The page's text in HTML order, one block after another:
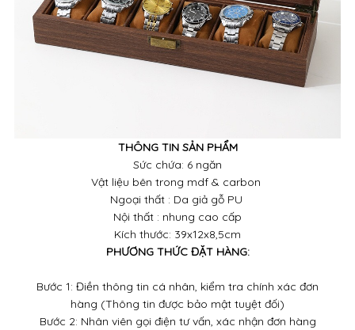
THÔNG TIN SẢN PHẨM
Sức chứa: 6 ngăn
Vật liệu bên trong mdf & carbon
Ngoại thất : Da giả gỗ PU
Nội thất : nhung cao cấp
Kích thước: 39x12x8,5cm
PHƯƠNG THỨC ĐẶT HÀNG:
Bước 1: Điền thông tin cá nhân, kiểm tra chính xác đơn
hàng (Thông tin được bảo mật tuyệt đối)
Bước 2: Nhân viên gọi điện tư vấn, xác nhận đơn hàng